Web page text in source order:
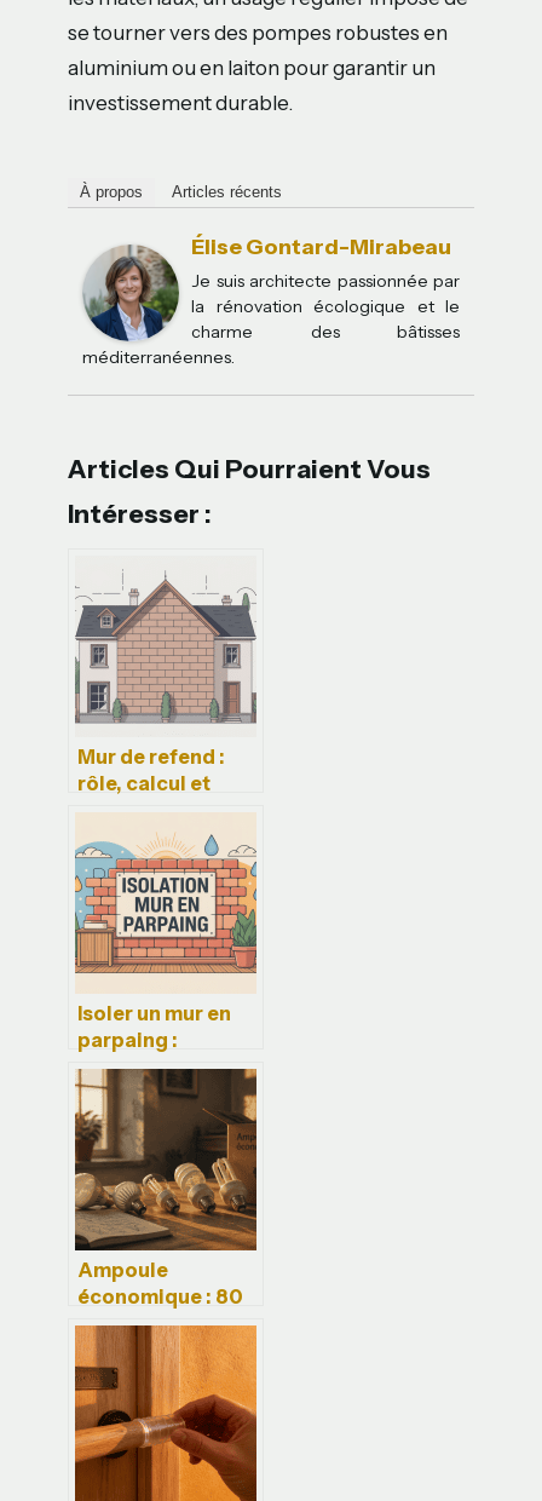
se tourner vers des pompes robustes en
aluminium ou en laiton pour garantir un
investissement durable.
À propos Articles récents
Élise Gontard-Mirabeau
Je suis architecte passionnée par
la rénovation écologique et le
charme des bâtisses
méditerranéennes.
Articles Qui Pourraient Vous
Intéresser :
Mur de refend :
rôle, calcul et
bonnes pratiques
en construction
Isoler un mur en
parpaing :
méthodes, prix et
erreurs à éviter
Ampoule
économique : 80
% d’énergie en
moins et les 3
critères pour
réussir votre
transition